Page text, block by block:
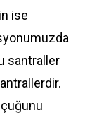
ise
santraller